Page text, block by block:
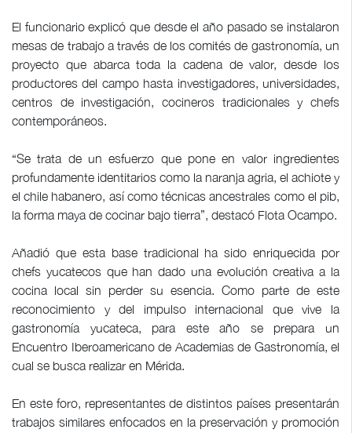
El funcionario explicó que desde el año pasado se instalaron
mesas de trabajo a través de los comités de gastronomía, un
proyecto que abarca toda la cadena de valor, desde los
productores del campo hasta investigadores, universidades,
centros de investigación, cocineros tradicionales y chefs
contemporáneos.
“Se trata de un esfuerzo que pone en valor ingredientes
profundamente identitarios como la naranja agria, el achiote y
el chile habanero, así como técnicas ancestrales como el pib,
la forma maya de cocinar bajo tierra”, destacó Flota Ocampo.
Añadió que esta base tradicional ha sido enriquecida por
chefs yucatecos que han dado una evolución creativa a la
cocina local sin perder su esencia. Como parte de este
reconocimiento y del impulso internacional que vive la
gastronomía yucateca, para este año se prepara un
Encuentro Iberoamericano de Academias de Gastronomía, el
cual se busca realizar en Mérida.
En este foro, representantes de distintos países presentarán
trabajos similares enfocados en la preservación y promoción